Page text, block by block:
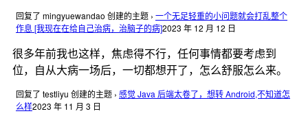
回复了 mingyuewandao 创建的主题 › 一个无足轻重的小问题就会打乱整个
作息 [我现在在给自己治病，治脑子的病]2023 年 12 月 12 日
很多年前我也这样，焦虑得不行，任何事情都要考虑到
位，自从大病一场后，一切都想开了，怎么舒服怎么来。
回复了 testliyu 创建的主题 › 感觉 Java 后端太卷了，想转 Android,不知道怎
么样2023 年 11 月 3 日